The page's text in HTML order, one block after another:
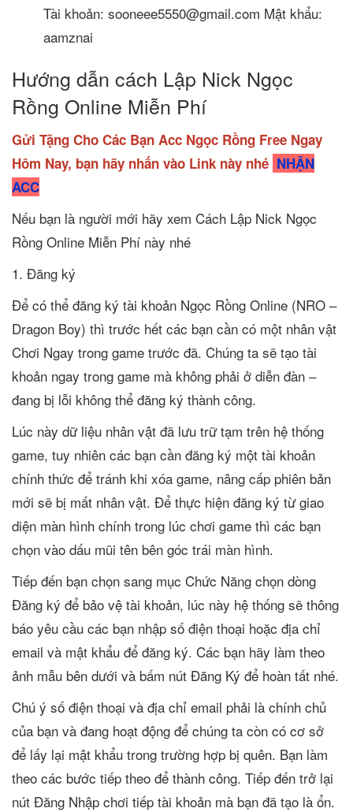
Tài khoản: sooneee5550@gmail.com Mật khẩu:
aamznai
Hướng dẫn cách Lập Nick Ngọc
Rồng Online Miễn Phí
Gửi Tặng Cho Các Bạn Acc Ngọc Rồng Free Ngay
Hôm Nay, bạn hãy nhấn vào Link này nhé NHẬN
ACC
Nếu bạn là người mới hãy xem Cách Lập Nick Ngọc
Rồng Online Miễn Phí này nhé
1. Đăng ký
Để có thể đăng ký tài khoản Ngọc Rồng Online (NRO –
Dragon Boy) thì trước hết các bạn cần có một nhân vật
Chơi Ngay trong game trước đã. Chúng ta sẽ tạo tài
khoản ngay trong game mà không phải ở diễn đàn –
đang bị lỗi không thể đăng ký thành công.
Lúc này dữ liệu nhân vật đã lưu trữ tạm trên hệ thống
game, tuy nhiên các bạn cần đăng ký một tài khoản
chính thức để tránh khi xóa game, nâng cấp phiên bản
mới sẽ bị mất nhân vật. Để thực hiện đăng ký từ giao
diện màn hình chính trong lúc chơi game thì các bạn
chọn vào dấu mũi tên bên góc trái màn hình.
Tiếp đến bạn chọn sang mục Chức Năng chọn dòng
Đăng ký để bảo vệ tài khoản, lúc này hệ thống sẽ thông
báo yêu cầu các bạn nhập số điện thoại hoặc địa chỉ
email và mật khẩu để đăng ký. Các bạn hãy làm theo
ảnh mẫu bên dưới và bấm nút Đăng Ký để hoàn tất nhé.
Chú ý số điện thoại và địa chỉ email phải là chính chủ
của bạn và đang hoạt động để chúng ta còn có cơ sở
để lấy lại mật khẩu trong trường hợp bị quên. Bạn làm
theo các bước tiếp theo để thành công. Tiếp đến trở lại
nút Đăng Nhập chơi tiếp tài khoản mà bạn đã tạo là ổn.